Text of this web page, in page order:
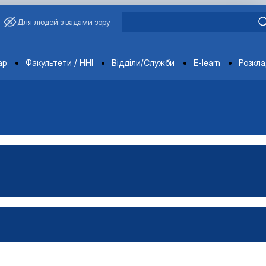
Для людей з вадами зору
Факультети / ННІ Відділи/Служби E-learn